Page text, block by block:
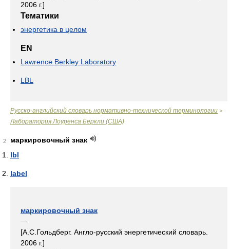
2006 г.]
Тематики
энергетика в целом
EN
Lawrence Berkley Laboratory
LBL
Русско-английский словарь нормативно-технической терминологии >
Лаборатория Лоуренса Беркли (США)
2
маркировочный знак
lbl
label
маркировочный знак
—
[А.С.Гольдберг. Англо-русский энергетический словарь.
2006 г.]